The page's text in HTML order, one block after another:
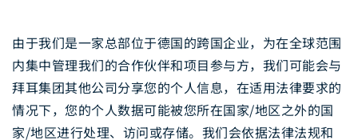
由于我们是一家总部位于德国的跨国企业，为在全球范围
内集中管理我们的合作伙伴和项目参与方，我们可能会与
拜耳集团其他公司分享您的个人信息，在适用法律要求的
情况下，您的个人数据可能被您所在国家/地区之外的国
家/地区进行处理、访问或存储。我们会依据法律法规和